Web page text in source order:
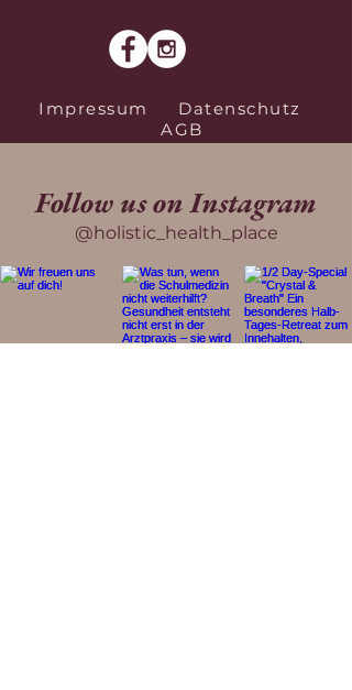
Impressum
Datenschutz
AGB
Follow us on Instagram
@holistic_health_place